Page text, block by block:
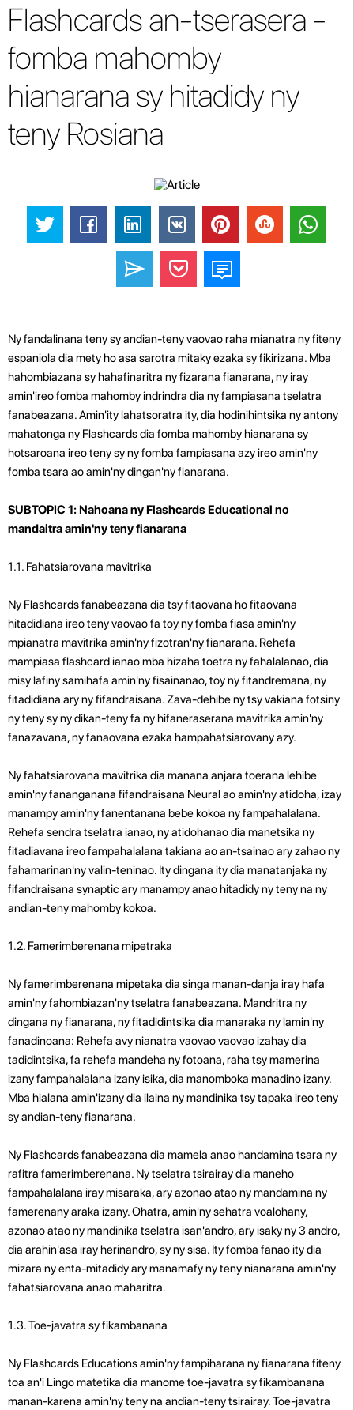
Flashcards an-tserasera -
fomba mahomby
hianarana sy hitadidy ny
teny Rosiana
Ny fandalinana teny sy andian-teny vaovao raha mianatra ny fiteny
espaniola dia mety ho asa sarotra mitaky ezaka sy fikirizana. Mba
hahombiazana sy hahafinaritra ny fizarana fianarana, ny iray
amin'ireo fomba mahomby indrindra dia ny fampiasana tselatra
fanabeazana. Amin'ity lahatsoratra ity, dia hodinihintsika ny antony
mahatonga ny Flashcards dia fomba mahomby hianarana sy
hotsaroana ireo teny sy ny fomba fampiasana azy ireo amin'ny
fomba tsara ao amin'ny dingan'ny fianarana.
SUBTOPIC 1: Nahoana ny Flashcards Educational no
mandaitra amin'ny teny fianarana
1.1. Fahatsiarovana mavitrika
Ny Flashcards fanabeazana dia tsy fitaovana ho fitaovana
hitadidiana ireo teny vaovao fa toy ny fomba fiasa amin'ny
mpianatra mavitrika amin'ny fizotran'ny fianarana. Rehefa
mampiasa flashcard ianao mba hizaha toetra ny fahalalanao, dia
misy lafiny samihafa amin'ny fisainanao, toy ny fitandremana, ny
fitadidiana ary ny fifandraisana. Zava-dehibe ny tsy vakiana fotsiny
ny teny sy ny dikan-teny fa ny hifaneraserana mavitrika amin'ny
fanazavana, ny fanaovana ezaka hampahatsiarovany azy.
Ny fahatsiarovana mavitrika dia manana anjara toerana lehibe
amin'ny fananganana fifandraisana Neural ao amin'ny atidoha, izay
manampy amin'ny fanentanana bebe kokoa ny fampahalalana.
Rehefa sendra tselatra ianao, ny atidohanao dia manetsika ny
fitadiavana ireo fampahalalana takiana ao an-tsainao ary zahao ny
fahamarinan'ny valin-teninao. Ity dingana ity dia manatanjaka ny
fifandraisana synaptic ary manampy anao hitadidy ny teny na ny
andian-teny mahomby kokoa.
1.2. Famerimberenana mipetraka
Ny famerimberenana mipetaka dia singa manan-danja iray hafa
amin'ny fahombiazan'ny tselatra fanabeazana. Mandritra ny
dingana ny fianarana, ny fitadidintsika dia manaraka ny lamin'ny
fanadinoana: Rehefa avy nianatra vaovao vaovao izahay dia
tadidintsika, fa rehefa mandeha ny fotoana, raha tsy mamerina
izany fampahalalana izany isika, dia manomboka manadino izany.
Mba hialana amin'izany dia ilaina ny mandinika tsy tapaka ireo teny
sy andian-teny fianarana.
Ny Flashcards fanabeazana dia mamela anao handamina tsara ny
rafitra famerimberenana. Ny tselatra tsirairay dia maneho
fampahalalana iray misaraka, ary azonao atao ny mandamina ny
famerenany araka izany. Ohatra, amin'ny sehatra voalohany,
azonao atao ny mandinika tselatra isan'andro, ary isaky ny 3 andro,
dia arahin'asa iray herinandro, sy ny sisa. Ity fomba fanao ity dia
mizara ny enta-mitadidy ary manamafy ny teny nianarana amin'ny
fahatsiarovana anao maharitra.
1.3. Toe-javatra sy fikambanana
Ny Flashcards Educations amin'ny fampiharana ny fianarana fiteny
toa an'i Lingo matetika dia manome toe-javatra sy fikambanana
manan-karena amin'ny teny na andian-teny tsirairay. Toe-javatra